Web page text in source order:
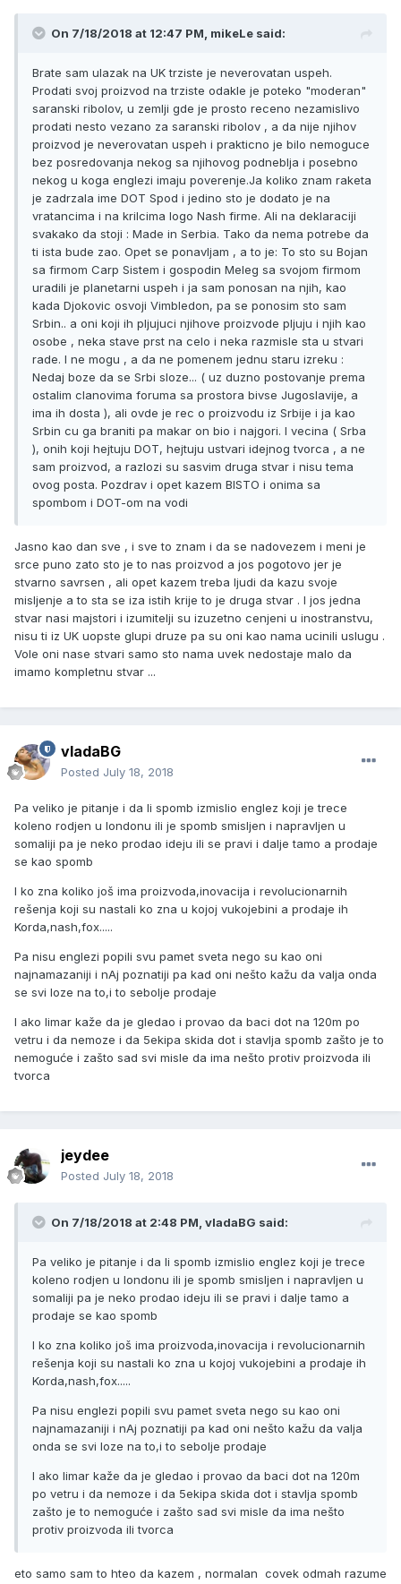
On 7/18/2018 at 12:47 PM, mikeLe said:
Brate sam ulazak na UK trziste je neverovatan uspeh.
Prodati svoj proizvod na trziste odakle je poteko "moderan"
saranski ribolov, u zemlji gde je prosto receno nezamislivo
prodati nesto vezano za saranski ribolov , a da nije njihov
proizvod je neverovatan uspeh i prakticno je bilo nemoguce
bez posredovanja nekog sa njihovog podneblja i posebno
nekog u koga englezi imaju poverenje.Ja koliko znam raketa
je zadrzala ime DOT Spod i jedino sto je dodato je na
vratancima i na krilcima logo Nash firme. Ali na deklaraciji
svakako da stoji : Made in Serbia. Tako da nema potrebe da
ti ista bude zao. Opet se ponavljam , a to je: To sto su Bojan
sa firmom Carp Sistem i gospodin Meleg sa svojom firmom
uradili je planetarni uspeh i ja sam ponosan na njih, kao
kada Djokovic osvoji Vimbledon, pa se ponosim sto sam
Srbin.. a oni koji ih pljujuci njihove proizvode pljuju i njih kao
osobe , neka stave prst na celo i neka razmisle sta u stvari
rade. I ne mogu , a da ne pomenem jednu staru izreku :
Nedaj boze da se Srbi sloze... ( uz duzno postovanje prema
ostalim clanovima foruma sa prostora bivse Jugoslavije, a
ima ih dosta ), ali ovde je rec o proizvodu iz Srbije i ja kao
Srbin cu ga braniti pa makar on bio i najgori. I vecina ( Srba
), onih koji hejtuju DOT, hejtuju ustvari idejnog tvorca , a ne
sam proizvod, a razlozi su sasvim druga stvar i nisu tema
ovog posta. Pozdrav i opet kazem BISTO i onima sa
spombom i DOT-om na vodi
Jasno kao dan sve , i sve to znam i da se nadovezem i meni je
srce puno zato sto je to nas proizvod a jos pogotovo jer je
stvarno savrsen , ali opet kazem treba ljudi da kazu svoje
misljenje a to sta se iza istih krije to je druga stvar . I jos jedna
stvar nasi majstori i izumitelji su izuzetno cenjeni u inostranstvu,
nisu ti iz UK uopste glupi druze pa su oni kao nama ucinili uslugu .
Vole oni nase stvari samo sto nama uvek nedostaje malo da
imamo kompletnu stvar ...
vladaBG
Posted July 18, 2018
Pa veliko je pitanje i da li spomb izmislio englez koji je trece
koleno rodjen u londonu ili je spomb smisljen i napravljen u
somaliji pa je neko prodao ideju ili se pravi i dalje tamo a prodaje
se kao spomb
I ko zna koliko još ima proizvoda,inovacija i revolucionarnih
rešenja koji su nastali ko zna u kojoj vukojebini a prodaje ih
Korda,nash,fox.....
Pa nisu englezi popili svu pamet sveta nego su kao oni
najnamazaniji i nAj poznatiji pa kad oni nešto kažu da valja onda
se svi loze na to,i to sebolje prodaje
I ako limar kaže da je gledao i provao da baci dot na 120m po
vetru i da nemoze i da 5ekipa skida dot i stavlja spomb zašto je to
nemoguće i zašto sad svi misle da ima nešto protiv proizvoda ili
tvorca
jeydee
Posted July 18, 2018
On 7/18/2018 at 2:48 PM, vladaBG said:
Pa veliko je pitanje i da li spomb izmislio englez koji je trece
koleno rodjen u londonu ili je spomb smisljen i napravljen u
somaliji pa je neko prodao ideju ili se pravi i dalje tamo a
prodaje se kao spomb
I ko zna koliko još ima proizvoda,inovacija i revolucionarnih
rešenja koji su nastali ko zna u kojoj vukojebini a prodaje ih
Korda,nash,fox.....
Pa nisu englezi popili svu pamet sveta nego su kao oni
najnamazaniji i nAj poznatiji pa kad oni nešto kažu da valja
onda se svi loze na to,i to sebolje prodaje
I ako limar kaže da je gledao i provao da baci dot na 120m
po vetru i da nemoze i da 5ekipa skida dot i stavlja spomb
zašto je to nemoguće i zašto sad svi misle da ima nešto
protiv proizvoda ili tvorca
eto samo sam to hteo da kazem , normalan covek odmah razume